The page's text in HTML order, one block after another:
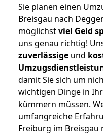
Sie planen einen
Breisgau nach
möglichstviel Geld
uns genau richtig!
zuverlässige und
damit Sie sich um
wichtigen Dinge in
kümmern müssen.
umfangreiche
Freiburg im